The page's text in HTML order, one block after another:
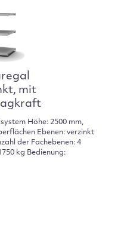
mit
Höhe: 2500 mm,
Ebenen: verzinkt
der Fachebenen: 4
kg Bedienung: